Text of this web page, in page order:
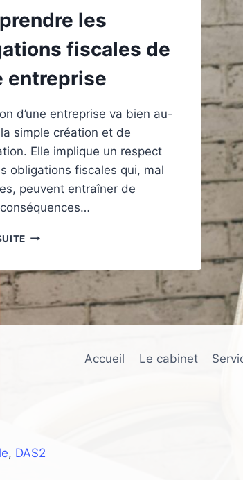
les
fiscales de
entreprise
d’une entreprise va bien au-
simple création et de
Elle implique un respect
obligations fiscales qui, mal
peuvent entraîner de
COMPRENDRE
FISCALES
VOTRE
ENTREPRISE
, DAS2
Accueil Le cabinet